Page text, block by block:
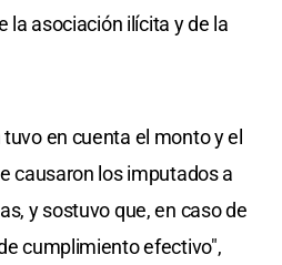
la asociación ilícita y de la
en cuenta el monto y el
causaron los imputados a
y sostuvo que, en caso de
cumplimiento efectivo",